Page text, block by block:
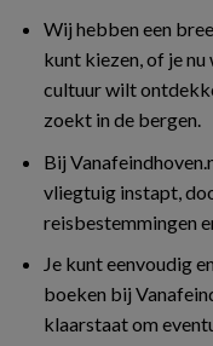
Wij hebben een
kunt kiezen, of je
cultuur wilt
zoekt in de bergen.
Bij
vliegtuig instapt,
reisbestemmingen
Je kunt eenvoudig
boeken bij
klaarstaat om